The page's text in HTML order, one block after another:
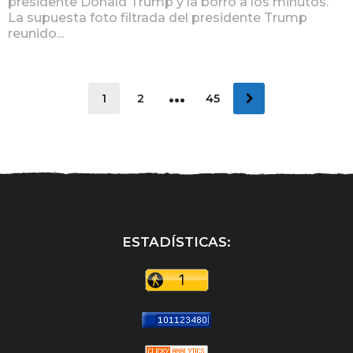
La supuesta foto filtrada del presidente Trump
reunido...
1 2 … 45
ESTADÍSTICAS: